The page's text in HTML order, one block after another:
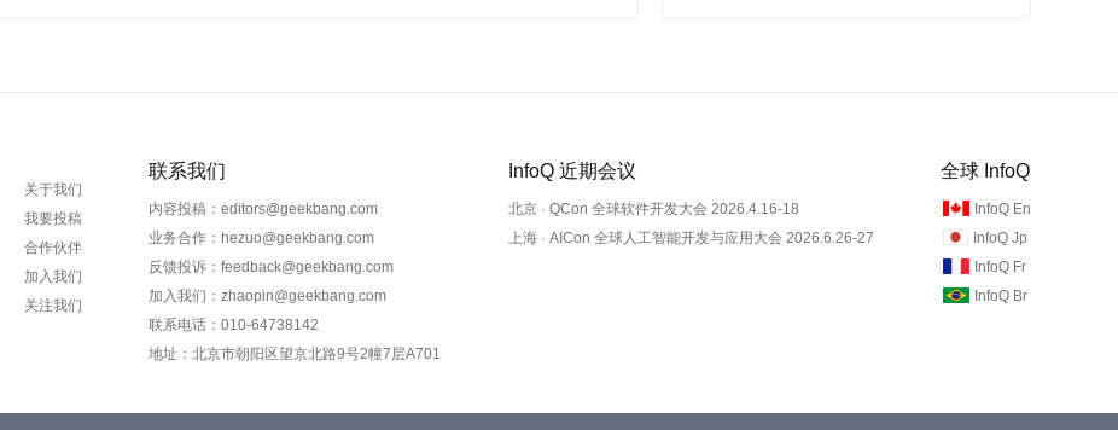
关于我们
我要投稿
合作伙伴
加入我们
关注我们
联系我们
内容投稿：editors@geekbang.com
业务合作：hezuo@geekbang.com
反馈投诉：feedback@geekbang.com
加入我们：zhaopin@geekbang.com
联系电话：010-64738142
地址：北京市朝阳区望京北路9号2幢7层A701
InfoQ 近期会议
北京 · QCon 全球软件开发大会 2026.4.16-18
上海 · AICon 全球人工智能开发与应用大会 2026.6.26-27
全球 InfoQ
InfoQ En
InfoQ Jp
InfoQ Fr
InfoQ Br